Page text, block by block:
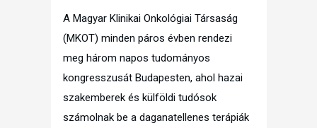
A Magyar Klinikai Onkológiai Társaság
(MKOT) minden páros évben rendezi
meg három napos tudományos
kongresszusát Budapesten, ahol hazai
szakemberek és külföldi tudósok
számolnak be a daganatellenes terápiák